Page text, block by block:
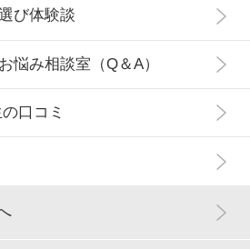
び体験談
悩み相談室（Q＆A）
口コミ